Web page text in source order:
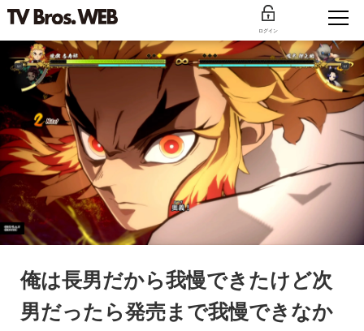
ログイン
俺は長男だから我慢できたけど次
男だったら発売まで我慢できなか